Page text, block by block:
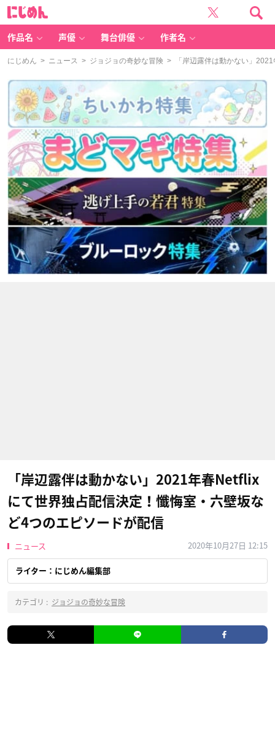
作品名 声優 舞台俳優 作者名
にじめん > ニュース > ジョジョの奇妙な冒険 > 「岸辺露伴は動かない」
「岸辺露伴は動かない」2021年春Netflix
にて世界独占配信決定！懺悔室・六壁坂な
ど4つのエピソードが配信
ニュース 2020年10月27日 12:15
ライター：にじめん編集部
カテゴリ : ジョジョの奇妙な冒険